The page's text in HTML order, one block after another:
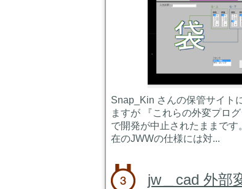
Snap_Kin さんの保管サイト
ますが 『これらの外変プロ
で開発が中止されたままです
在のJWWの仕様には対...
jw＿cad 外部